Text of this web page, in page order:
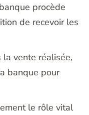
procède
de recevoir les
la vente réalisée,
banque pour
le rôle vital